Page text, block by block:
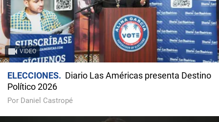
VIDEO
ELECCIONES
Diario Las Américas presenta Destino
Político 2026
Por Daniel Castropé